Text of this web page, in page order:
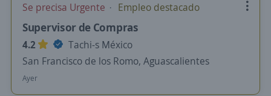
Se precisa Urgente Empleo destacado
Supervisor de Compras
4.2
Tachi-s México
San Francisco de los Romo, Aguascalientes
Ayer